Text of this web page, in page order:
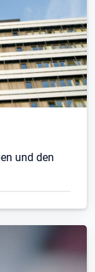
und den